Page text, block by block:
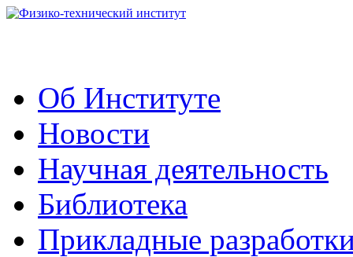
Об Институте
Новости
Научная деятельность
Библиотека
Прикладные